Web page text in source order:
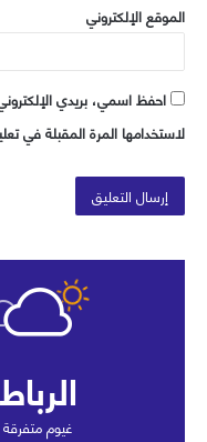
الموقع الإلكتروني
احفظ اسمي، بريدي
لاستخدامها المرة المقبلة في
الرباط
غيوم متفرقة